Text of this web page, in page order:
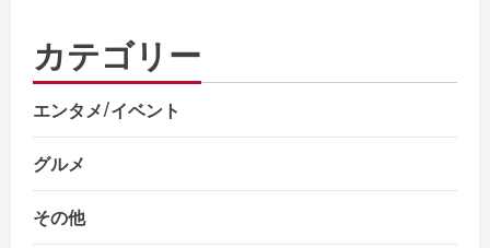
カテゴリー
エンタメ/イベント
グルメ
その他